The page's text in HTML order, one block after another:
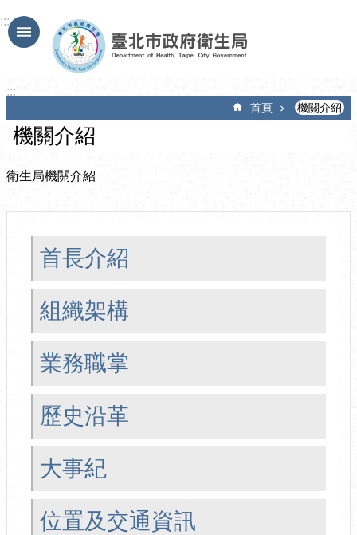
跳到主要內容區塊
:::
:::
首頁 機關介紹
機關介紹
衛生局機關介紹
首長介紹
組織架構
業務職掌
歷史沿革
大事紀
位置及交通資訊